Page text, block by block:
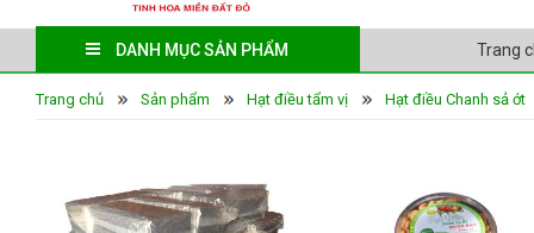
DANH MỤC SẢN PHẨM Trang
Trang chủ Sản phẩm Hạt điều tẩm vị Hạt điều Chanh sả ớt